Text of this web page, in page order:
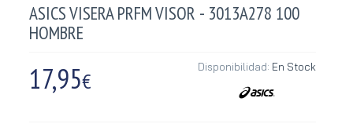
ASICS VISERA PRFM VISOR - 3013A278 100
HOMBRE
17,95€
Disponibilidad: En Stock